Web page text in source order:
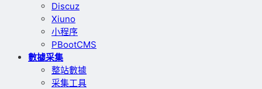
Discuz
Xiuno
小程序
PBootCMS
數據采集
整站數據
采集工具